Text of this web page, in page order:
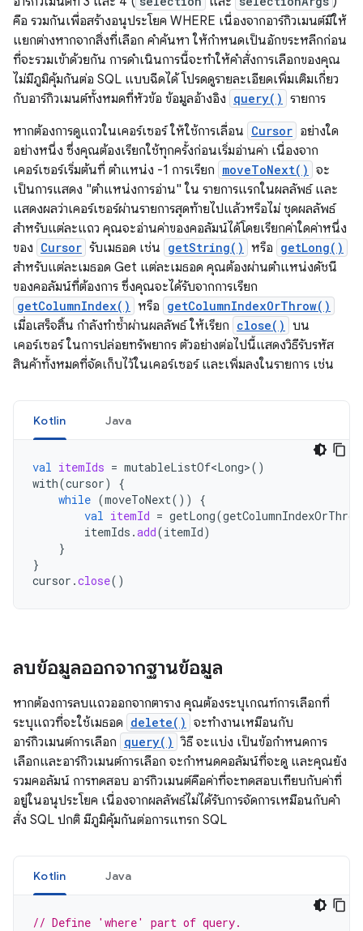
คือ รวมกันเพื่อสร้างอนุประโยค WHERE เนื่องจากอาร์กิวเมนต์มีให้
แยกต่างหากจากสิ่งที่เลือก คำค้นหา ให้กำหนดเป็นอักขระหลีกก่อน
ที่จะรวมเข้าด้วยกัน การดำเนินการนี้จะทำให้คำสั่งการเลือกของคุณ
ไม่มีภูมิคุ้มกันต่อ SQL แบบฉีดได้ โปรดดูรายละเอียดเพิ่มเติมเกี่ยว
กับอาร์กิวเมนต์ทั้งหมดที่หัวข้อ ข้อมูลอ้างอิง query() รายการ
หากต้องการดูแถวในเคอร์เซอร์ ให้ใช้การเลื่อน Cursor อย่างใด
อย่างหนึ่ง ซึ่งคุณต้องเรียกใช้ทุกครั้งก่อนเริ่มอ่านค่า เนื่องจาก
เคอร์เซอร์เริ่มต้นที่ ตำแหน่ง -1 การเรียก moveToNext() จะ
เป็นการแสดง "ตำแหน่งการอ่าน" ใน รายการแรกในผลลัพธ์ และ
แสดงผลว่าเคอร์เซอร์ผ่านรายการสุดท้ายไปแล้วหรือไม่ ชุดผลลัพธ์
สำหรับแต่ละแถว คุณจะอ่านค่าของคอลัมน์ได้โดยเรียกค่าใดค่าหนึ่ง
ของ Cursor รับเมธอด เช่น getString() หรือ getLong()
สำหรับแต่ละเมธอด Get แต่ละเมธอด คุณต้องผ่านตำแหน่งดัชนี
ของคอลัมน์ที่ต้องการ ซึ่งคุณจะได้รับจากการเรียก
getColumnIndex() หรือ getColumnIndexOrThrow()
เมื่อเสร็จสิ้น กำลังทำซ้ำผ่านผลลัพธ์ ให้เรียก close() บน
เคอร์เซอร์ ในการปล่อยทรัพยากร ตัวอย่างต่อไปนี้แสดงวิธีรับรหัส
สินค้าทั้งหมดที่จัดเก็บไว้ในเคอร์เซอร์ และเพิ่มลงในรายการ เช่น
Kotlin Java
val itemIds = mutableListOf<Long>()
with(cursor)
{
while (moveToNext())
{
val itemId = getLong(getColumnIndexOrThrow
itemIds .add(itemId)
}
}
cursor .close()
ลบข้อมูลออกจากฐานข้อมูล
หากต้องการลบแถวออกจากตาราง คุณต้องระบุเกณฑ์การเลือกที่
ระบุแถวที่จะใช้เมธอด delete() จะทำงานเหมือนกับ
อาร์กิวเมนต์การเลือก query() วิธี จะแบ่ง เป็นข้อกำหนดการ
เลือกและอาร์กิวเมนต์การเลือก จะกำหนดคอลัมน์ที่จะดู และคุณยัง
รวมคอลัมน์ การทดสอบ อาร์กิวเมนต์คือค่าที่จะทดสอบเทียบกับค่าที่
อยู่ในอนุประโยค เนื่องจากผลลัพธ์ไม่ได้รับการจัดการเหมือนกับคำ
สั่ง SQL ปกติ มีภูมิคุ้มกันต่อการแทรก SQL
Kotlin Java
// Define 'where' part of query.